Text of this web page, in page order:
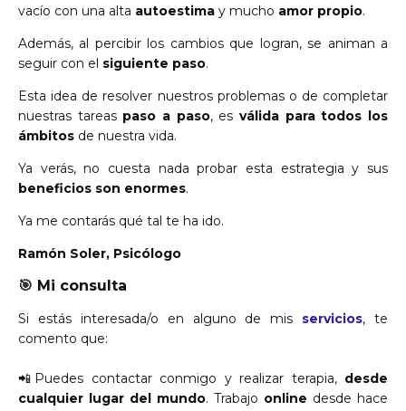
vacío con una alta autoestima y mucho amor propio.
Además, al percibir los cambios que logran, se animan a
seguir con el siguiente paso.
Esta idea de resolver nuestros problemas o de completar
nuestras tareas paso a paso, esválida para todos los
ámbitos de nuestra vida.
Ya verás, no cuesta nada probar esta estrategia y sus
beneficios son enormes.
Ya me contarás qué tal te ha ido.
Ramón Soler, Psicólogo
🎯 Mi consulta
Si estás interesada/o en alguno de mis servicios, te
comento que:
📲 Puedes contactar conmigo y realizar terapia, desde
cualquier lugar del mundo. Trabajo online desde hace